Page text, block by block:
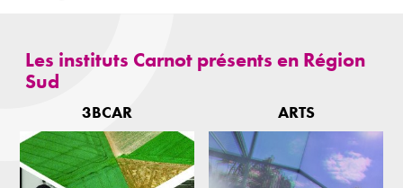
Les instituts Carnot présents en Région
Sud
3BCAR ARTS